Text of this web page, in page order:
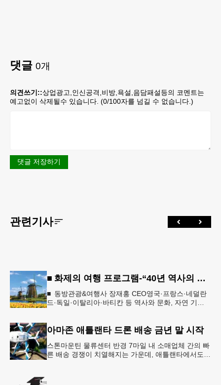
댓글 0개
의견쓰기::상업광고,인신공격,비방,욕설,음담패설등의 코멘트는
예고없이 삭제될수 있습니다. (0/100자를 넘길 수 없습니다.)
댓글 저장하기
관련기사
■ 화제의 여행 프로그램-“40년 역사의 신뢰… 서유럽 8개국 13일 대장정”
■ 동방관광&여행사 장재홍 CEO영국·프랑스·네덜란
드·독일·이탈리아·바티칸 등 역사와 문화, 자연 기
아마존 애틀랜타 드론 배송 금년 말 시작
스톤마운틴 물류센터 반경 7마일 내 소매업체 간의 빠
른 배송 경쟁이 치열해지는 가운데, 애틀랜타에서도